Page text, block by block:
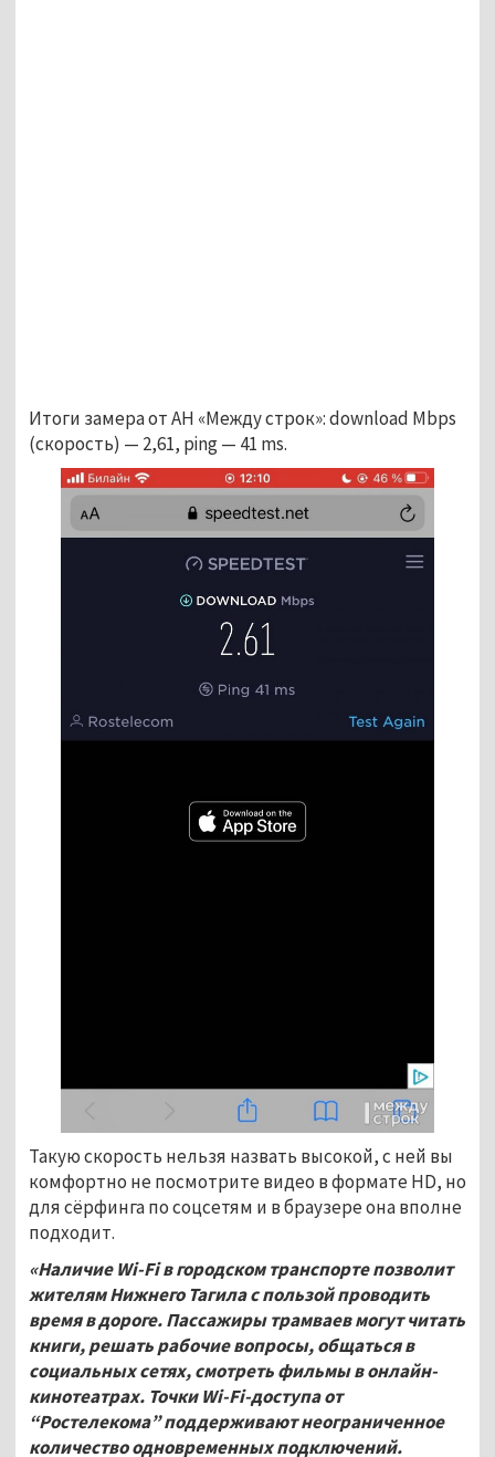
Итоги замера от АН «Между строк»: download Mbps
(скорость) — 2,61, ping — 41 ms.
Такую скорость нельзя назвать высокой, с ней вы
комфортно не посмотрите видео в формате HD, но
для сёрфинга по соцсетям и в браузере она вполне
подходит.
«Наличие Wi-Fi в городском транспорте позволит
жителям Нижнего Тагила с пользой проводить
время в дороге. Пассажиры трамваев могут читать
книги, решать рабочие вопросы, общаться в
социальных сетях, смотреть фильмы в онлайн-
кинотеатрах. Точки Wi-Fi-доступа от
“Ростелекома” поддерживают неограниченное
количество одновременных подключений.